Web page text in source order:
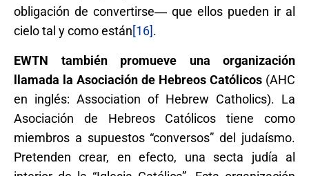
obligación de convertirse― que ellos pueden ir al
cielo tal y como están[16].
EWTN también promueve una organización
llamada la Asociación de Hebreos Católicos (AHC
en inglés: Association of Hebrew Catholics). La
Asociación de Hebreos Católicos tiene como
miembros a supuestos “conversos” del judaísmo.
Pretenden crear, en efecto, una secta judía al